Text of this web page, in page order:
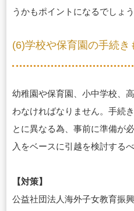
うかもポイントになるでしょう
(6)学校や保育園の手続き
幼稚園や保育園、小中学校、
わなければなりません。手続
とに異なる為、事前に準備が
入をベースに引越を検討する
【対策】
公益社団法人海外子女教育振